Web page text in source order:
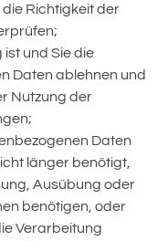
Richtigkeit der
und Sie die
Daten ablehnen und
Nutzung der
Daten
länger benötigt,
Ausübung oder
benötigen, oder
Verarbeitung